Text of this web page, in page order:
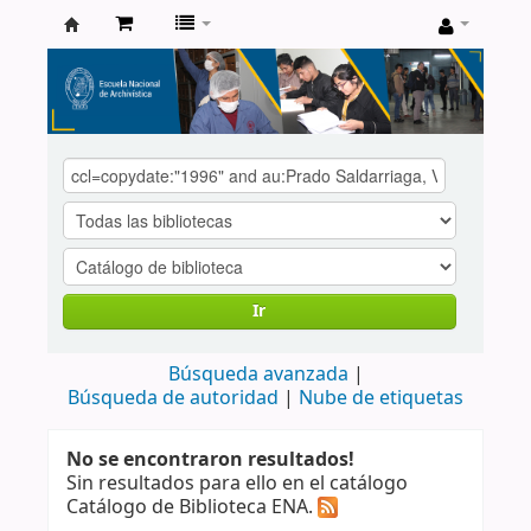
Catálogo
de
Biblioteca
ENA
Ir
Búsqueda avanzada
Búsqueda de autoridad
Nube de etiquetas
No se encontraron resultados!
Sin resultados para ello en el catálogo
Catálogo de Biblioteca ENA.